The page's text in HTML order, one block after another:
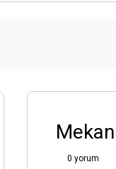
0 yorum